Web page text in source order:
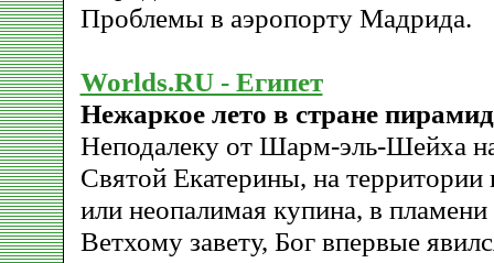
Проблемы в аэропорту Мадрида.
Worlds.RU - Египет
Нежаркое лето в стране пирамид
Неподалеку от Шарм-эль-Шейха
Святой Екатерины, на территории
или неопалимая купина, в пламени
Ветхому завету, Бог впервые